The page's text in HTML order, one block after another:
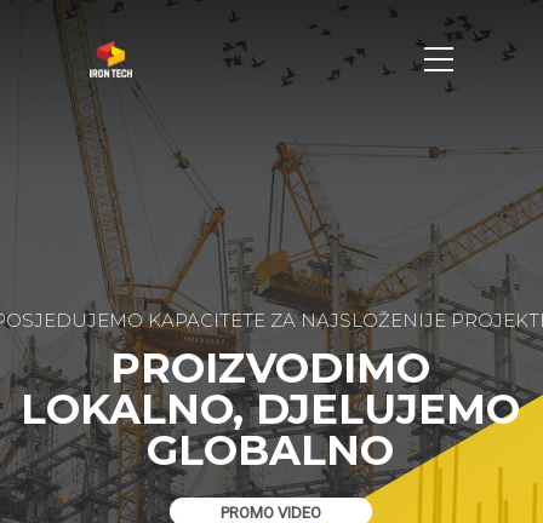
KAPACITETE ZA NAJSLOŽENIJE
PROIZVODIMO
LOKALNO, DJELUJEMO
GLOBALNO
PROMO VIDEO